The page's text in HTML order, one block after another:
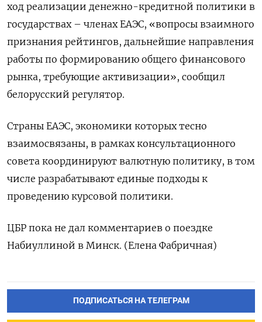
ход реализации денежно-кредитной политики в
государствах – членах ЕАЭС, «вопросы взаимного
признания рейтингов, дальнейшие направления
работы по формированию общего финансового
рынка, требующие активизации», сообщил
белорусский регулятор.
Страны ЕАЭС, экономики которых тесно
взаимосвязаны, в рамках консультационного
совета координируют валютную политику, в том
числе разрабатывают единые подходы к
проведению курсовой политики.
ЦБР пока не дал комментариев о поездке
Набиуллиной в Минск. (Елена Фабричная)
ПОДПИСАТЬСЯ НА ТЕЛЕГРАМ